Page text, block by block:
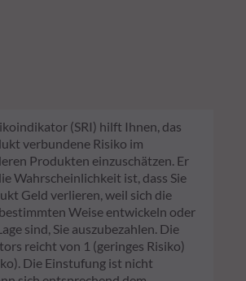
(SRI) hilft Ihnen, das
verbundene Risiko im
Produkten einzuschätzen. Er
Wahrscheinlichkeit ist, dass Sie
Geld verlieren, weil sich die
Weise entwickeln oder
sind, Sie auszubezahlen. Die
reicht von 1 (geringes Risiko)
Die Einstufung ist nicht